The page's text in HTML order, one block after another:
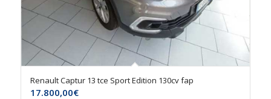
Renault Captur 13 tce Sport Edition 130cv fap
17.800,00€